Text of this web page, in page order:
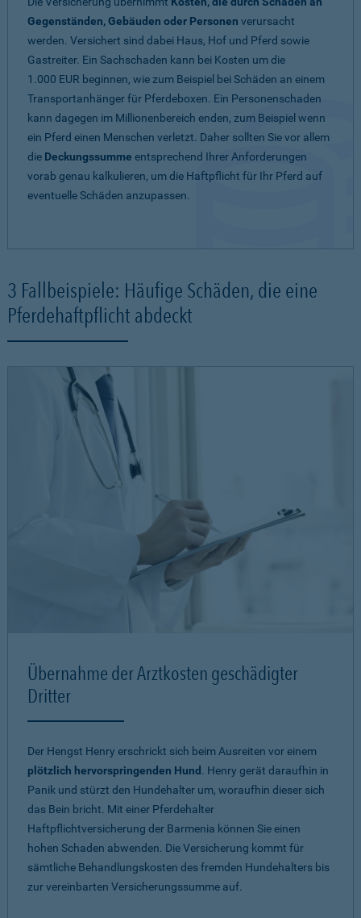
Gegenständen, Gebäuden oder Personen verursacht
werden. Versichert sind dabei Haus, Hof und Pferd sowie
Gastreiter. Ein Sachschaden kann bei Kosten um die
1.000 EUR beginnen, wie zum Beispiel bei Schäden an einem
Transportanhänger für Pferdeboxen. Ein Personenschaden
kann dagegen im Millionenbereich enden, zum Beispiel wenn
ein Pferd einen Menschen verletzt. Daher sollten Sie vor allem
die Deckungssumme entsprechend Ihrer Anforderungen
vorab genau kalkulieren, um die Haftpflicht für Ihr Pferd auf
eventuelle Schäden anzupassen.
3 Fallbeispiele: Häufige Schäden, die eine
Pferdehaftpflicht abdeckt
Übernahme der Arztkosten geschädigter
Dritter
Der Hengst Henry erschrickt sich beim Ausreiten vor einem
plötzlich hervorspringenden Hund . Henry gerät daraufhin in
Panik und stürzt den Hundehalter um, woraufhin dieser sich
das Bein bricht. Mit einer Pferdehalter
Haftpflichtversicherung der Barmenia können Sie einen
hohen Schaden abwenden. Die Versicherung kommt für
sämtliche Behandlungskosten des fremden Hundehalters bis
zur vereinbarten Versicherungssumme auf.